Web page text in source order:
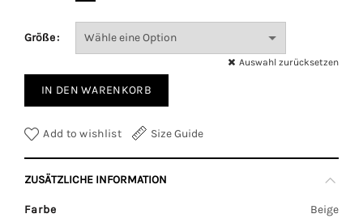
Größe
Auswahl zurücksetzen
IN DEN WARENKORB
Add to wishlist Size Guide
ZUSÄTZLICHE INFORMATION
Farbe Beige